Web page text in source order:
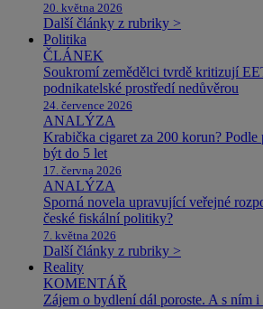
20. května 2026
Další články z rubriky >
Politika
ČLÁNEK
Soukromí zemědělci tvrdě kritizují
podnikatelské prostředí nedůvěrou
24. července 2026
ANALÝZA
Krabička cigaret za 200 korun?
být do 5 let
17. června 2026
ANALÝZA
Sporná novela upravující veřejné
české fiskální politiky?
7. května 2026
Další články z rubriky >
Reality
KOMENTÁŘ
Zájem o bydlení dál poroste. A s ním i